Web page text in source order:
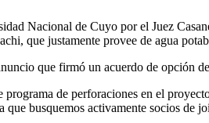
Nacional de Cuyo por el Juez
que justamente provee de agua
que firmó un acuerdo de opción
de perforaciones en el
busquemos activamente socios de